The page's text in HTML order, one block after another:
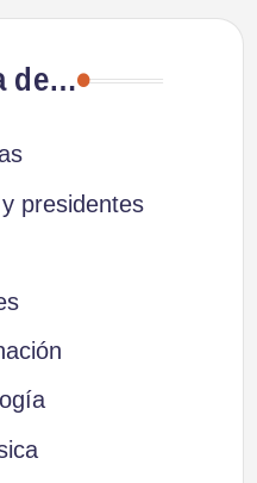
de…
presidentes